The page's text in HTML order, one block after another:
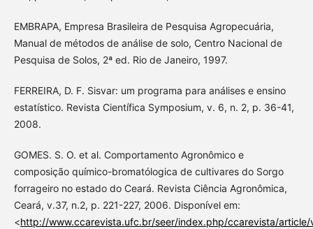
EMBRAPA, Empresa Brasileira de Pesquisa Agropecuária,
Manual de métodos de análise de solo, Centro Nacional de
Pesquisa de Solos, 2ª ed. Rio de Janeiro, 1997.
FERREIRA, D. F. Sisvar: um programa para análises e ensino
estatístico. Revista Científica Symposium, v. 6, n. 2, p. 36-41,
2008.
GOMES. S. O. et al. Comportamento Agronômico e
composição químico-bromatólogica de cultivares do Sorgo
forrageiro no estado do Ceará. Revista Ciência Agronômica,
Ceará, v.37, n.2, p. 221-227, 2006. Disponível em:
<http://www.ccarevista.ufc.br/seer/index.php/ccarevista/